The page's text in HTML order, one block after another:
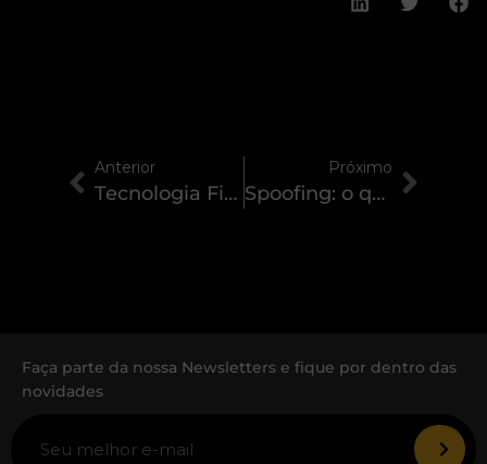
Anterior
Tecnologia Financeira: transformando o mercado e impulsionando o futuro das finanças
Próximo
Spoofing: o que é e como proteger sua empresa contra essa ameaça cibernética
Faça parte da nossa Newsletters e fique por dentro das
novidades